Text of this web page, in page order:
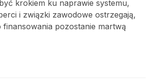
krokiem ku naprawie systemu,
i związki zawodowe ostrzegają,
finansowania pozostanie martwą